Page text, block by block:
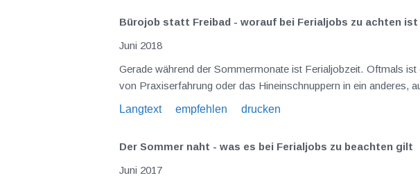
Bürojob statt Freibad - worauf bei Ferialjobs zu achten ist
Juni 2018
Gerade während der Sommermonate ist Ferialjobzeit. Oftmals ist es der monetäre Anreiz, im Sommer arbeiten zu gehen; genauso gelten das Sammeln
von Praxiserfahrung oder das Hineinschnuppern in
Langtext
empfehlen drucken
Der Sommer naht - was es bei Ferialjobs zu beachten gilt
Juni 2017